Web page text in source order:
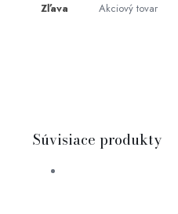
Zľava Akciový tovar
Súvisiace produkty